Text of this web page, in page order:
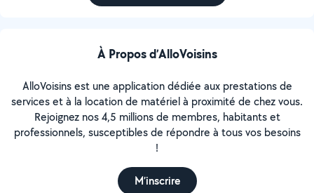
À Propos d’AlloVoisins
AlloVoisins est une application dédiée aux prestations de
services et à la location de matériel à proximité de chez vous.
Rejoignez nos 4,5 millions de membres, habitants et
professionnels, susceptibles de répondre à tous vos besoins
!
M’inscrire